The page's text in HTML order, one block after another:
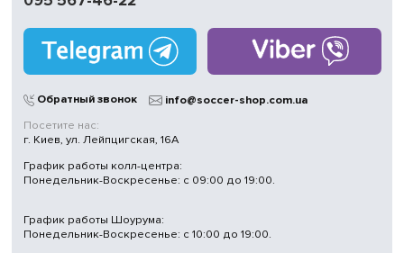
Обратный звонок
info@soccer-shop.com.ua
Посетите нас:
г. Киев, ул. Лейпцигская, 16А
График работы колл-центра:
Понедельник-Воскресенье: с 09:00 до 19:00.
График работы Шоурума:
Понедельник-Воскресенье: с 10:00 до 19:00.